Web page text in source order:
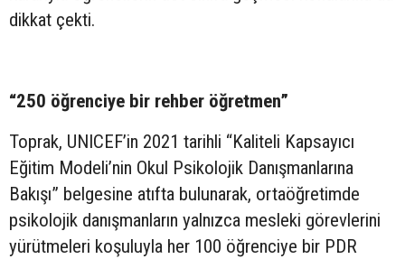
dikkat çekti.
“250 öğrenciye bir rehber öğretmen”
Toprak, UNICEF’in 2021 tarihli “Kaliteli Kapsayıcı
Eğitim Modeli’nin Okul Psikolojik Danışmanlarına
Bakışı” belgesine atıfta bulunarak, ortaöğretimde
psikolojik danışmanların yalnızca mesleki görevlerini
yürütmeleri koşuluyla her 100 öğrenciye bir PDR